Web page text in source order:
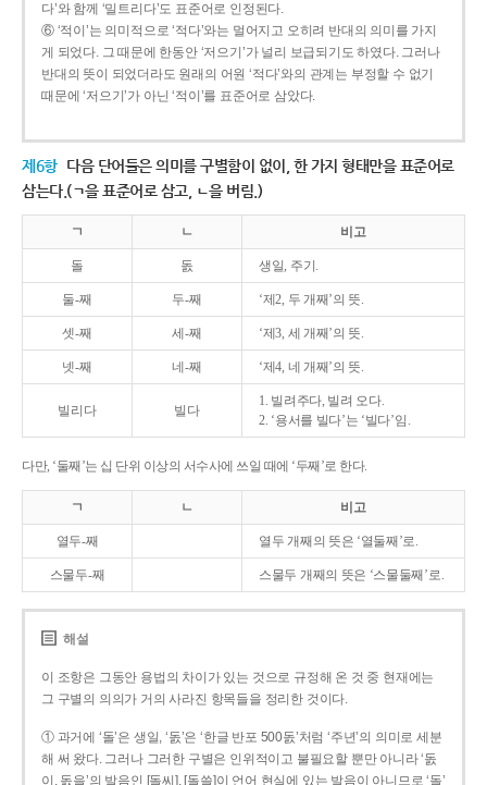
다’와 함께 ‘밀트리다’도 표준어로 인정된다.
⑥ ‘적이’는 의미적으로 ‘적다’와는 멀어지고 오히려 반대의 의미를 가지
게 되었다. 그 때문에 한동안 ‘저으기’가 널리 보급되기도 하였다. 그러나
반대의 뜻이 되었더라도 원래의 어원 ‘적다’와의 관계는 부정할 수 없기
때문에 ‘저으기’가 아닌 ‘적이’를 표준어로 삼았다.
제6항 다음 단어들은 의미를 구별함이 없이, 한 가지 형태만을 표준어로
삼는다.(ㄱ을 표준어로 삼고, ㄴ을 버림.)
ㄱ ㄴ 비고
돌 돐 생일, 주기.
둘-째 두-째 ‘제2, 두 개째’의 뜻.
셋-째 세-째 ‘제3, 세 개째’의 뜻.
넷-째 네-째 ‘제4, 네 개째’의 뜻.
빌리다 빌다
1. 빌려주다, 빌려 오다.
2. ‘용서를 빌다’는 ‘빌다’임.
다만, ‘둘째’는 십 단위 이상의 서수사에 쓰일 때에 ‘두째’로 한다.
ㄱ ㄴ 비고
열두-째 열두 개째의 뜻은 ‘열둘째’로.
스물두-째 스물두 개째의 뜻은 ‘스물둘째’로.
해설
이 조항은 그동안 용법의 차이가 있는 것으로 규정해 온 것 중 현재에는
그 구별의 의의가 거의 사라진 항목들을 정리한 것이다.
① 과거에 ‘돌’은 생일, ‘돐’은 ‘한글 반포 500돐’처럼 ‘주년’의 의미로 세분
해 써 왔다. 그러나 그러한 구별은 인위적이고 불필요할 뿐만 아니라 ‘돐
이, 돐을’의 발음인 [돌씨], [돌쓸]이 언어 현실에 있는 발음이 아니므로 ‘돌’